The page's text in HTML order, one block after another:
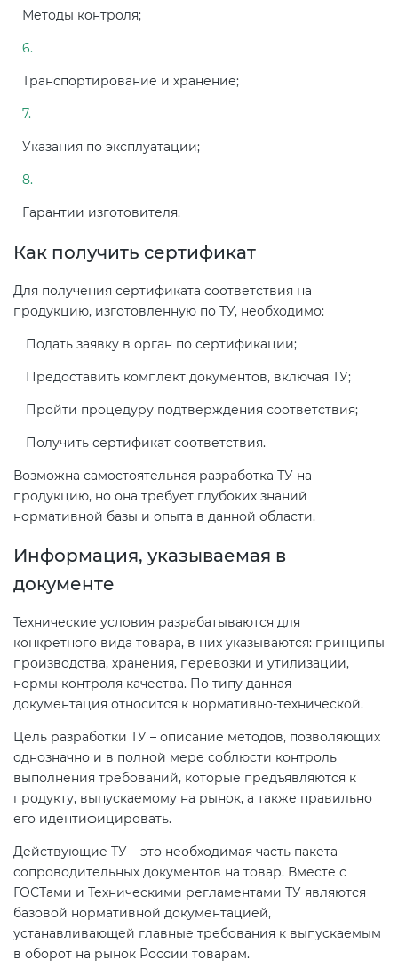
Методы контроля;
Транспортирование и хранение;
Указания по эксплуатации;
Гарантии изготовителя.
Как получить сертификат
Для получения сертификата соответствия на
продукцию, изготовленную по ТУ, необходимо:
Подать заявку в орган по сертификации;
Предоставить комплект документов, включая ТУ;
Пройти процедуру подтверждения соответствия;
Получить сертификат соответствия.
Возможна самостоятельная разработка ТУ на
продукцию, но она требует глубоких знаний
нормативной базы и опыта в данной области.
Информация, указываемая в
документе
Технические условия разрабатываются для
конкретного вида товара, в них указываются: принципы
производства, хранения, перевозки и утилизации,
нормы контроля качества. По типу данная
документация относится к нормативно-технической.
Цель разработки ТУ – описание методов, позволяющих
однозначно и в полной мере соблюсти контроль
выполнения требований, которые предъявляются к
продукту, выпускаемому на рынок, а также правильно
его идентифицировать.
Действующие ТУ – это необходимая часть пакета
сопроводительных документов на товар. Вместе с
ГОСТами и Техническими регламентами ТУ являются
базовой нормативной документацией,
устанавливающей главные требования к выпускаемым
в оборот на рынок России товарам.